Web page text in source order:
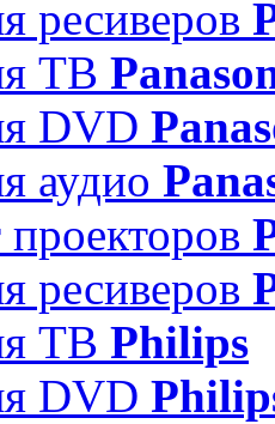
ресиверов
ТВ
DVD
аудио
ресиверов
ТВ Philips
DVD